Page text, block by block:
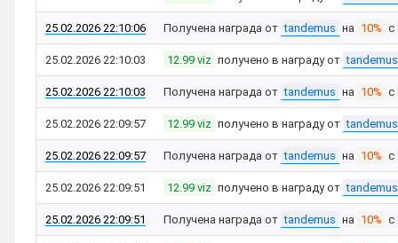
25.02.2026 22:10:06 Получена награда от tandemus на 10% с
25.02.2026 22:10:03 12.99 viz получено в награду от tandemus
25.02.2026 22:10:03 Получена награда от tandemus на 10% с
25.02.2026 22:09:57 12.99 viz получено в награду от tandemus
25.02.2026 22:09:57 Получена награда от tandemus на 10% с
25.02.2026 22:09:51 12.99 viz получено в награду от tandemus
25.02.2026 22:09:51 Получена награда от tandemus на 10% с